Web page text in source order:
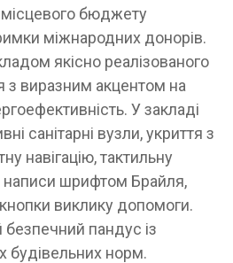
місцевого бюджету
міжнародних донорів.
якісно реалізованого
з виразним акцентом на
У закладі
санітарні вузли, укриття з
навігацію, тактильну
написи шрифтом Брайля,
виклику допомоги.
пандус із
будівельних норм.